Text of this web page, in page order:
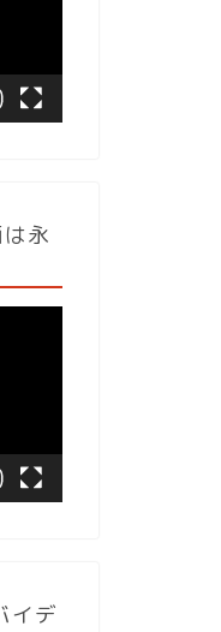
永
イデ